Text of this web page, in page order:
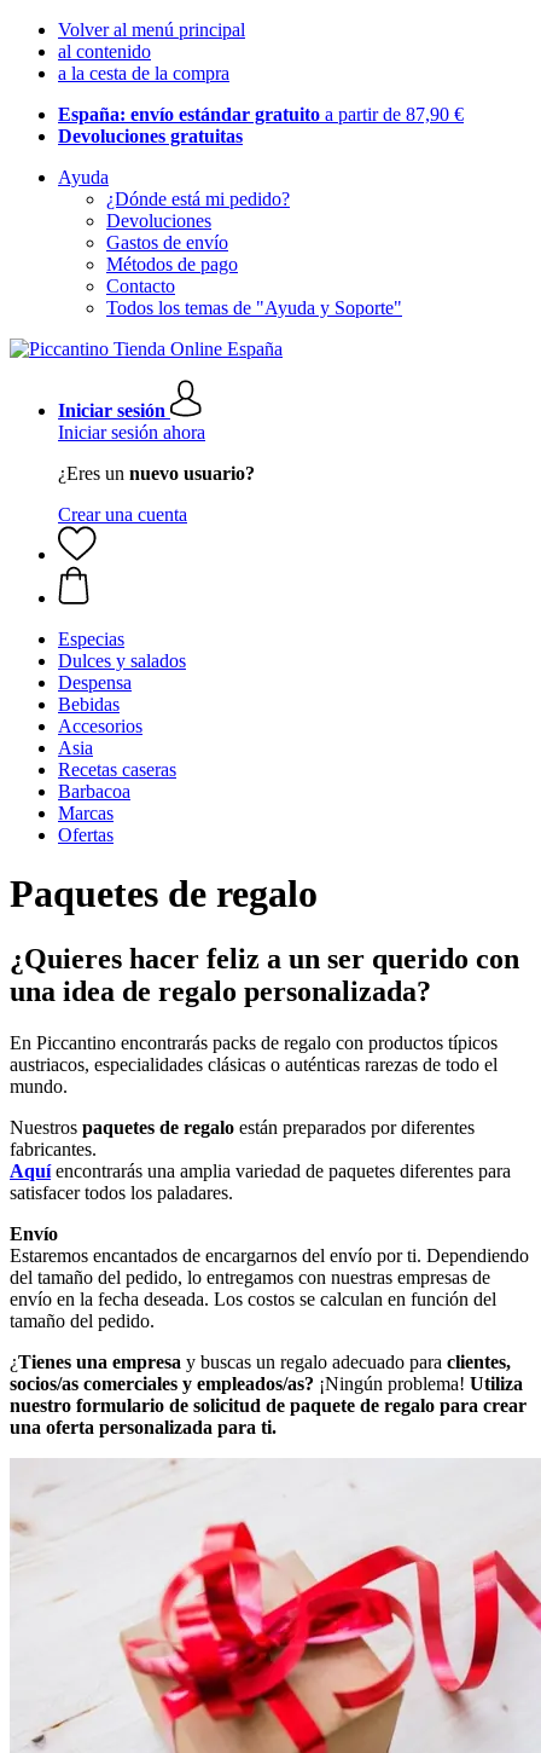
Volver al menú principal
al contenido
a la cesta de la compra
España: envío estándar gratuito a partir de 87,90 €
Devoluciones gratuitas
Ayuda
¿Dónde está mi pedido?
Devoluciones
Gastos de envío
Métodos de pago
Contacto
Todos los temas de "Ayuda y Soporte"
Iniciar sesión
Iniciar sesión ahora
¿Eres un nuevo usuario?
Crear una cuenta
Especias
Dulces y salados
Despensa
Bebidas
Accesorios
Asia
Recetas caseras
Barbacoa
Marcas
Ofertas
Paquetes de regalo
¿Quieres hacer feliz a un ser querido con
una idea de regalo personalizada?
En Piccantino encontrarás packs de regalo con productos típicos
austriacos, especialidades clásicas o auténticas rarezas de todo el
mundo.
Nuestros paquetes de regalo están preparados por diferentes
fabricantes.
Aquíencontrarás una amplia variedad de paquetes diferentes para
satisfacer todos los paladares.
Envío
Estaremos encantados de encargarnos del envío por ti. Dependiendo
del tamaño del pedido, lo entregamos con nuestras empresas de
envío en la fecha deseada. Los costos se calculan en función del
tamaño del pedido.
¿Tienes una empresa y buscas un regalo adecuado para clientes,
socios/as comerciales y empleados/as? ¡Ningún problema! Utiliza
nuestro formulario de solicitud de paquete de regalo para crear
una oferta personalizada para ti.